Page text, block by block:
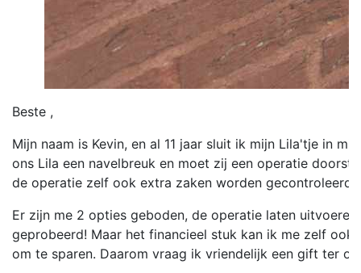
Beste ,
Mijn naam is Kevin, en al 11 jaar sluit ik mijn Lila'tje in
ons Lila een navelbreuk en moet zij een operatie
de operatie zelf ook extra zaken worden gecontroleerd,
Er zijn me 2 opties geboden, de operatie laten
geprobeerd! Maar het financieel stuk kan ik me zelf
om te sparen. Daarom vraag ik vriendelijk een gift ter